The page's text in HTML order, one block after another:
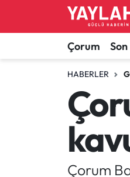
Çorum
HABERLER
Çorum
Alaca Haberleri
Bayat Haberleri
Bilgi - Keşfet Haberleri
Bilim ve Teknoloji
Boğazkale Haberleri
Çorum Nöbetçi
Çorum Hava Durumu
Çorum Namaz
Çorum Trafik
TFF 1.Lig Puan